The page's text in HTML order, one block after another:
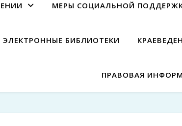
МЕРЫ СОЦИАЛЬНОЙ
ЭЛЕКТРОННЫЕ БИБЛИОТЕКИ
ПРАВОВАЯ